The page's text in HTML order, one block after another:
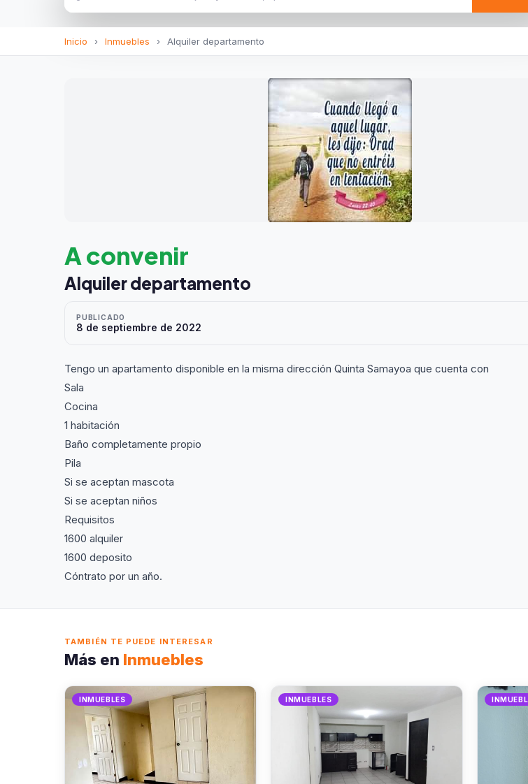
Inicio › Inmuebles › Alquiler departamento
A convenir
Alquiler departamento
PUBLICADO
8 de septiembre de 2022
Tengo un apartamento disponible en la misma dirección Quinta Samayoa que cuenta con
Sala
Cocina
1 habitación
Baño completamente propio
Pila
Si se aceptan mascota
Si se aceptan niños
Requisitos
1600 alquiler
1600 deposito
Cóntrato por un año.
TAMBIÉN TE PUEDE INTERESAR
Más en Inmuebles
INMUEBLES INMUEBLES